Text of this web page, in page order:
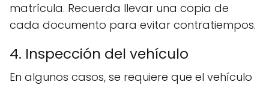
matrícula. Recuerda llevar una copia de
cada documento para evitar contratiempos.
4. Inspección del vehículo
En algunos casos, se requiere que el vehículo